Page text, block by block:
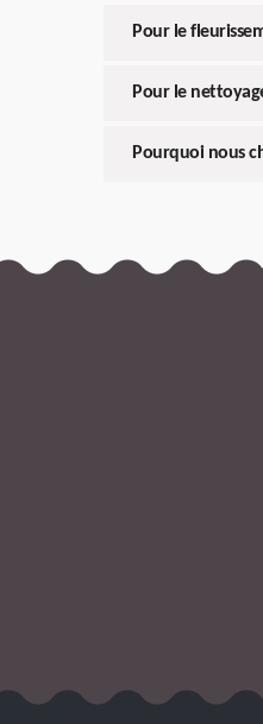
Pour le
Pour le
Pourquoi nous